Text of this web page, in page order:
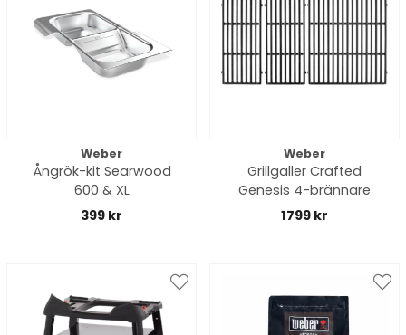
Weber
Ångrök-kit Searwood
600 & XL
399 kr
Weber
Grillgaller Crafted
Genesis 4-brännare
1799 kr